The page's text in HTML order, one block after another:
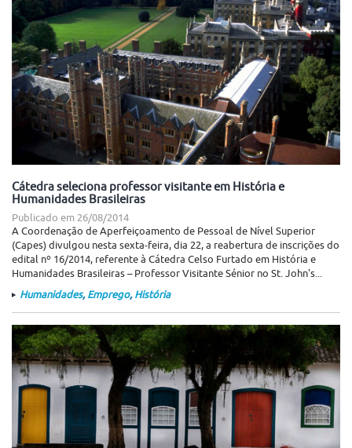
Cátedra seleciona professor visitante em História e
Humanidades Brasileiras
Publicado em 26/08/2014
A Coordenação de Aperfeiçoamento de Pessoal de Nível Superior
(Capes) divulgou nesta sexta-feira, dia 22, a reabertura de inscrições do
edital nº 16/2014, referente à Cátedra Celso Furtado em História e
Humanidades Brasileiras – Professor Visitante Sénior no St. John's...
Humanidades, Emprego, História